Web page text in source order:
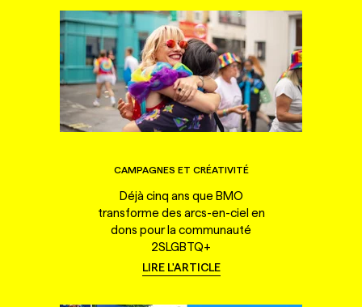
CAMPAGNES ET CRÉATIVITÉ
Déjà cinq ans que BMO
transforme des arcs-en-ciel en
dons pour la communauté
2SLGBTQ+
LIRE L'ARTICLE